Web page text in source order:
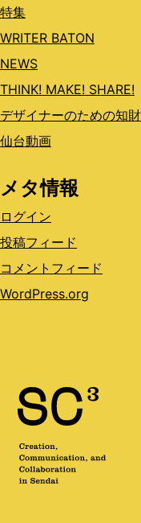
特集
WRITER BATON
NEWS
THINK! MAKE! SHARE!
デザイナーのための知財
仙台動画
メタ情報
ログイン
投稿フィード
コメントフィード
WordPress.org